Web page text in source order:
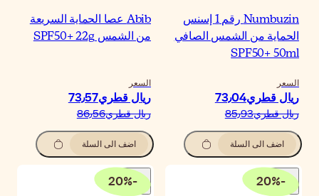
Abib عصا الحماية السريعة
من الشمس SPF50+ 22g
السعر
ريال قطري‏73٫57
ريال قطري‏86٫56
اضف الى السلة
20 %